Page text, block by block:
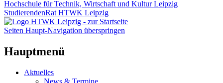
Hochschule für Technik, Wirtschaft und Kultur Leipzig
StudierendenRat HTWK Leipzig
Seiten Haupt-Navigation überspringen
Hauptmenü
Aktuelles
News & Termine